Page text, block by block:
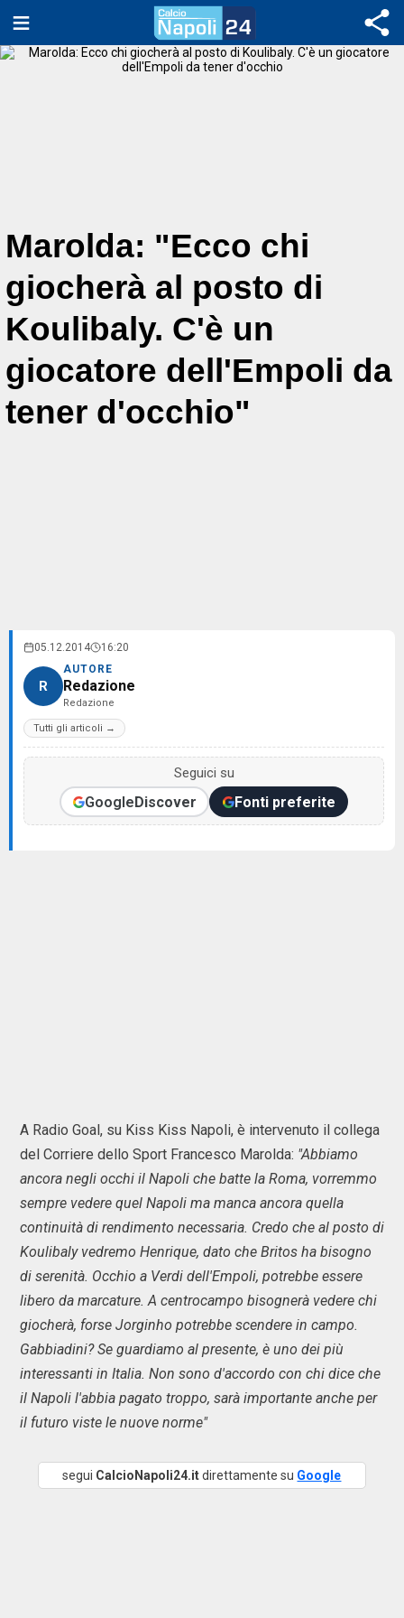
Marolda: "Ecco chi
giocherà al posto di
Koulibaly. C'è un
giocatore dell'Empoli da
tener d'occhio"
05.12.2014 16:20
R
AUTORE
Redazione
Redazione
Tutti gli articoli →
Seguici su
GoogleDiscover Fonti preferite
A Radio Goal, su Kiss Kiss Napoli, è intervenuto il collega
del Corriere dello Sport Francesco Marolda: "Abbiamo
ancora negli occhi il Napoli che batte la Roma, vorremmo
sempre vedere quel Napoli ma manca ancora quella
continuità di rendimento necessaria. Credo che al posto di
Koulibaly vedremo Henrique, dato che Britos ha bisogno
di serenità. Occhio a Verdi dell'Empoli, potrebbe essere
libero da marcature. A centrocampo bisognerà vedere chi
giocherà, forse Jorginho potrebbe scendere in campo.
Gabbiadini? Se guardiamo al presente, è uno dei più
interessanti in Italia. Non sono d'accordo con chi dice che
il Napoli l'abbia pagato troppo, sarà importante anche per
il futuro viste le nuove norme"
segui CalcioNapoli24.itdirettamente su Google